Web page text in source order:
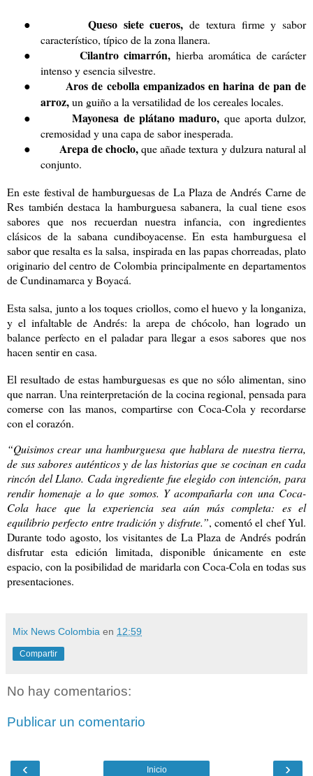
● Queso siete cueros, de textura firme y sabor
característico, típico de la zona llanera.
●
Cilantro cimarrón, hierba aromática de carácter
intenso y esencia silvestre.
●
Aros de cebolla empanizados en harina de pan de
arroz,un guiño a la versatilidad de los cereales locales.
●
Mayonesa de plátano maduro, que aporta dulzor,
cremosidad y una capa de sabor inesperada.
●
Arepa de choclo,que añade textura y dulzura natural al
conjunto.
En este festival de hamburguesas de La Plaza de Andrés Carne de
Res también destaca la hamburguesa sabanera, la cual tiene esos
sabores que nos recuerdan nuestra infancia, con ingredientes
clásicos de la sabana cundiboyacense. En esta hamburguesa el
sabor que resalta es la salsa, inspirada en las papas chorreadas, plato
originario del centro de Colombia principalmente en departamentos
de Cundinamarca y Boyacá.
Esta salsa, junto a los toques criollos, como el huevo y la longaniza,
y el infaltable de Andrés: la arepa de chócolo, han logrado un
balance perfecto en el paladar para llegar a esos sabores que nos
hacen sentir en casa.
El resultado de estas hamburguesas es que no sólo alimentan, sino
que narran. Una reinterpretación de la cocina regional, pensada para
comerse con las manos, compartirse con Coca-Cola y recordarse
con el corazón.
“Quisimos crear una hamburguesa que hablara de nuestra tierra,
de sus sabores auténticos y de las historias que se cocinan en cada
rincón del Llano. Cada ingrediente fue elegido con intención, para
rendir homenaje a lo que somos. Y acompañarla con una Coca-
Cola hace que la experiencia sea aún más completa: es el
equilibrio perfecto entre tradición y disfrute.”, comentó el chef Yul.
Durante todo agosto, los visitantes de La Plaza de Andrés podrán
disfrutar esta edición limitada, disponible únicamente en este
espacio, con la posibilidad de maridarla con Coca-Cola en todas sus
presentaciones.
Mix News Colombia en 12:59
Compartir
No hay comentarios:
Publicar un comentario
‹ ›
Inicio